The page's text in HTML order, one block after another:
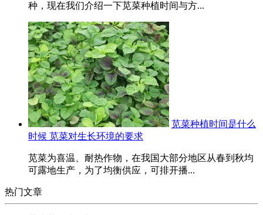
种，现在我们介绍一下苋菜种植时间与方...
苋菜种植时间是什么
时候 苋菜对生长环境的要求
苋菜为喜温、耐热作物，在我国大部分地区从春到秋均
可露地生产，为了均衡供应，可排开播...
热门文章